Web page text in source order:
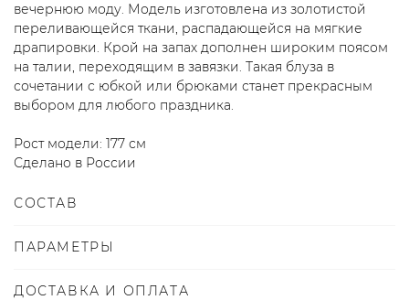
вечернюю моду. Модель изготовлена из золотистой
переливающейся ткани, распадающейся на мягкие
драпировки. Крой на запах дополнен широким поясом
на талии, переходящим в завязки. Такая блуза в
сочетании с юбкой или брюками станет прекрасным
выбором для любого праздника.
Рост модели: 177 см
Сделано в России
СОСТАВ
ПАРАМЕТРЫ
ДОСТАВКА И ОПЛАТА